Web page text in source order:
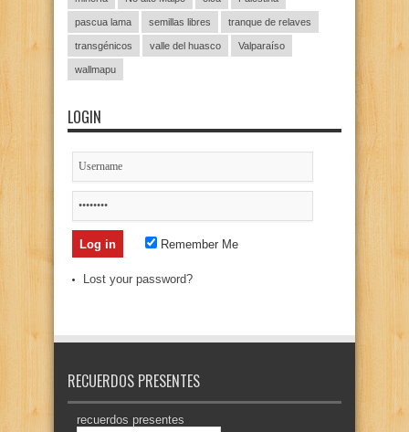
pascua lama semillas libres tranque de relaves
transgénicos valle del huasco Valparaíso
wallmapu
LOGIN
Remember Me
Lost your password?
RECUERDOS PRESENTES
recuerdos presentes